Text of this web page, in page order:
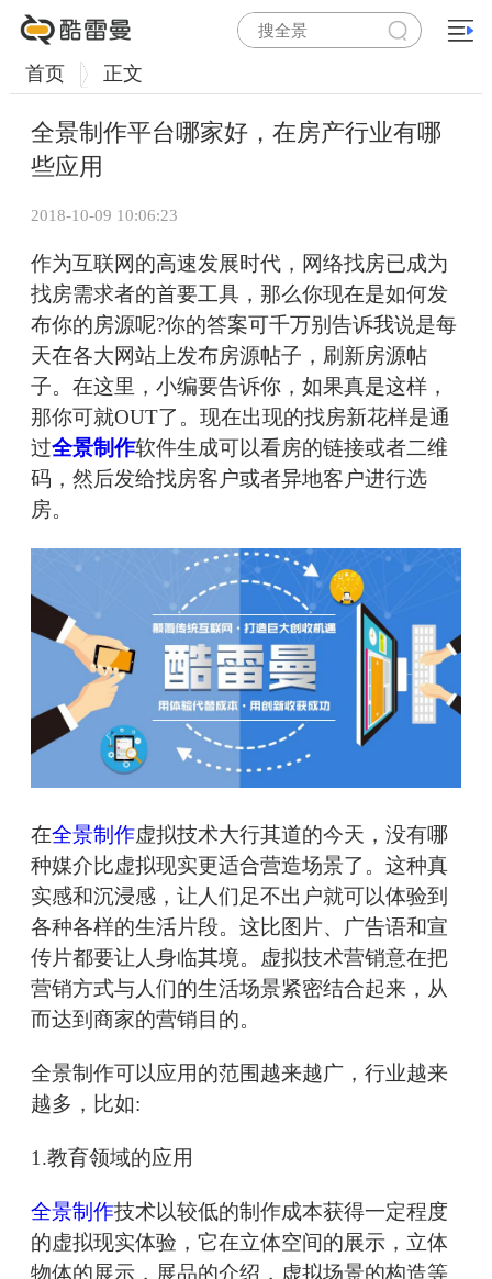
首页 正文
全景制作平台哪家好，在房产行业有哪
些应用
2018-10-09 10:06:23
作为互联网的高速发展时代，网络找房已成为
找房需求者的首要工具，那么你现在是如何发
布你的房源呢?你的答案可千万别告诉我说是每
天在各大网站上发布房源帖子，刷新房源帖
子。在这里，小编要告诉你，如果真是这样，
那你可就OUT了。现在出现的找房新花样是通
过全景制作软件生成可以看房的链接或者二维
码，然后发给找房客户或者异地客户进行选
房。
在全景制作虚拟技术大行其道的今天，没有哪
种媒介比虚拟现实更适合营造场景了。这种真
实感和沉浸感，让人们足不出户就可以体验到
各种各样的生活片段。这比图片、广告语和宣
传片都要让人身临其境。虚拟技术营销意在把
营销方式与人们的生活场景紧密结合起来，从
而达到商家的营销目的。
全景制作可以应用的范围越来越广，行业越来
越多，比如:
1.教育领域的应用
全景制作技术以较低的制作成本获得一定程度
的虚拟现实体验，它在立体空间的展示，立体
物体的展示，展品的介绍，虚拟场景的构造等